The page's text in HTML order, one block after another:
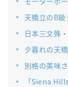
天橋立のB
日本三文殊
夕暮れの天
別格の美味
「Siena